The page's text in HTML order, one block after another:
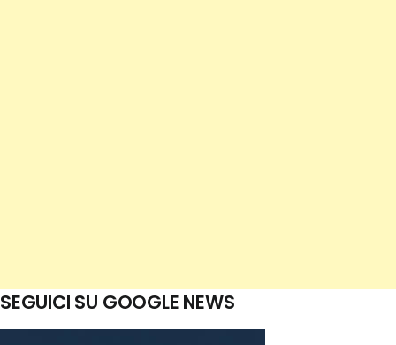
SEGUICI SU GOOGLE NEWS